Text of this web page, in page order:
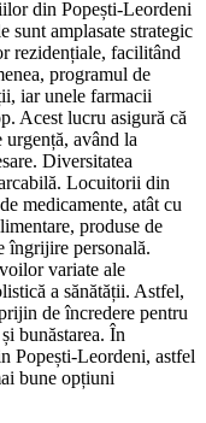
din Popești-Leordeni
sunt amplasate strategic
rezidențiale, facilitând
programul de
iar unele farmacii
Acest lucru asigură că
urgență, având la
Diversitatea
Locuitorii din
medicamente, atât cu
produse de
îngrijire personală.
variate ale
a sănătății. Astfel,
de încredere pentru
bunăstarea. În
Popești-Leordeni, astfel
bune opțiuni